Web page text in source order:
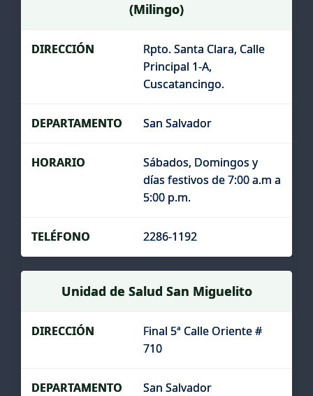
(Milingo)
Rpto. Santa Clara, Calle
Principal 1-A,
Cuscatancingo.
San Salvador
Sábados, Domingos y
días festivos de 7:00 a.m a
5:00 p.m.
2286-1192
Unidad de Salud San Miguelito
Final 5ª Calle Oriente #
710
San Salvador